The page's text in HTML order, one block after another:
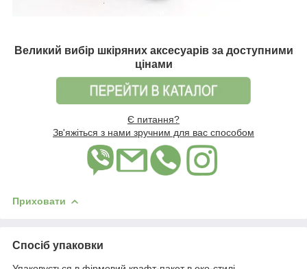
Великий вибір шкіряних аксесуарів за доступними
цінами
Є питання?
Зв'яжіться з нами зручним для вас способом
Приховати
Спосіб упаковки